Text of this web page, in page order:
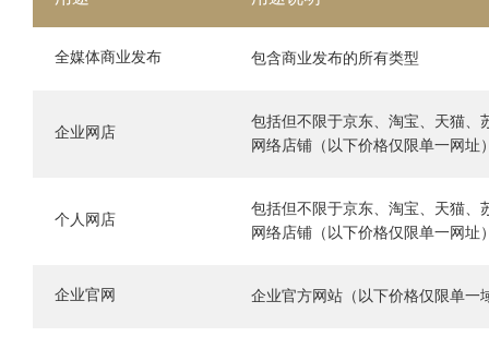
全媒体商业发布 包含商业发布的所有类型
企业网店
包括但不限于京东、淘宝、天猫、
网络店铺（以下价格仅限单一网址
个人网店
包括但不限于京东、淘宝、天猫、
网络店铺（以下价格仅限单一网址
企业官网 企业官方网站（以下价格仅限单一